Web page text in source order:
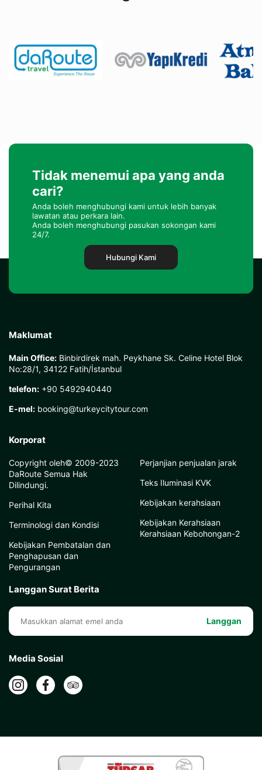
Tidak menemui apa yang anda
cari?
Anda boleh menghubungi kami untuk lebih banyak
lawatan atau perkara lain.
Anda boleh menghubungi pasukan sokongan kami
24/7.
Hubungi Kami
Maklumat
Main Office: Binbirdirek mah. Peykhane Sk. Celine Hotel Blok
No:28/1, 34122 Fatih/İstanbul
telefon: +90 5492940440
E-mel: booking@turkeycitytour.com
Korporat
Copyright oleh© 2009-2023
DaRoute Semua Hak
Dilindungi.
Perihal Kita
Terminologi dan Kondisi
Kebijakan Pembatalan dan
Penghapusan dan
Pengurangan
Perjanjian penjualan jarak
Teks Iluminasi KVK
Kebijakan kerahsiaan
Kebijakan Kerahsiaan
Kerahsiaan Kebohongan-2
Langgan Surat Berita
Langgan
Media Sosial